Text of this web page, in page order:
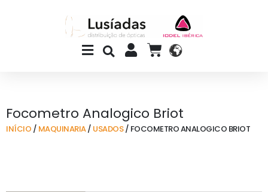
Main
Menu
CART
Focometro Analogico Briot
INÍCIO / MAQUINARIA/ USADOS/ FOCOMETRO ANALOGICO BRIOT